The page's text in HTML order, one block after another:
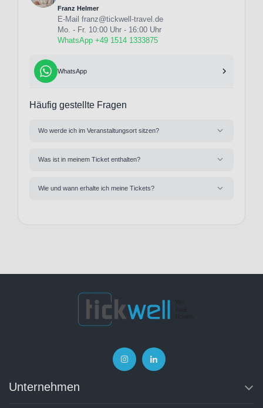
Franz Helmer
E-Mail franz@tickwell-travel.de
Mo. - Fr. 10:00 Uhr - 16:00 Uhr
WhatsApp +49 1514 1333875
WhatsApp
Häufig gestellte Fragen
Wo werde ich im Veranstaltungsort sitzen?
Was ist in meinem Ticket enthalten?
Wie und wann erhalte ich meine Tickets?
Unternehmen